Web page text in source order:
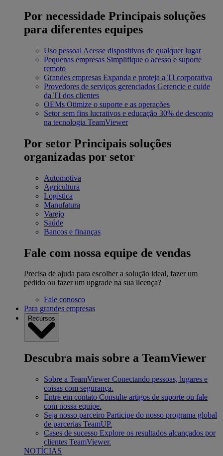
Por necessidade Principais soluções
para diferentes equipes
Uso pessoal Acesse dispositivos de qualquer lugar
Pequenas empresas Simplifique o acesso e suporte
remoto
Grandes empresas Expanda e proteja a TI corporativa
Provedores de serviços gerenciados Gerencie e cuide
da TI dos clientes
OEMs Otimize o suporte e as operações
Setor sem fins lucrativos e educação 30% de desconto
na tecnologia TeamViewer
Por setor Principais soluções
organizadas por setor
Automotiva
Agricultura
Logística
Manufatura
Varejo
Saúde
Bancos e finanças
Fale com nossa equipe de vendas
Precisa de ajuda para escolher a solução ideal, fazer um
pedido ou fazer um upgrade na sua licença?
Fale conosco
Para grandes empresas
Recursos
Descubra mais sobre a TeamViewer
Sobre a TeamViewer Conectando pessoas, lugares e
coisas com segurança.
Entre em contato Consulte artigos de suporte ou fale
com nossa equipe.
Seja nosso parceiro Participe do nosso programa global
de parcerias TeamUP.
Cases de sucesso Explore os resultados alcançados por
clientes TeamViewer.
NOTÍCIAS